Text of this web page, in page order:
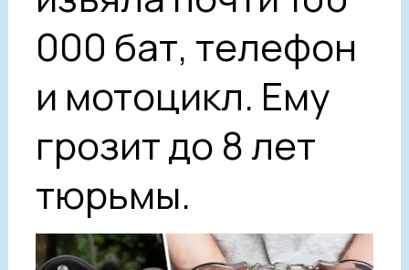
000 бат, телефон
и мотоцикл. Ему
грозит до 8 лет
тюрьмы.